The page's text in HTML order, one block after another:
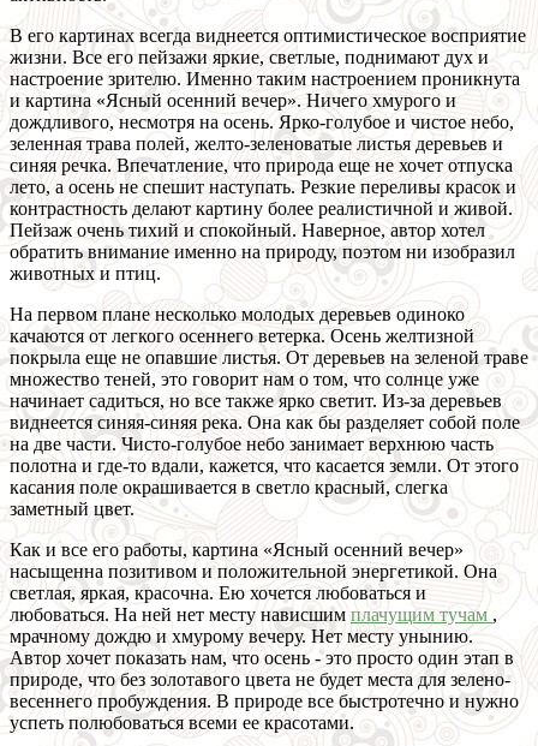
В его картинах всегда виднеется оптимистическое восприятие
жизни. Все его пейзажи яркие, светлые, поднимают дух и
настроение зрителю. Именно таким настроением проникнута
и картина «Ясный осенний вечер». Ничего хмурого и
дождливого, несмотря на осень. Ярко-голубое и чистое небо,
зеленная трава полей, желто-зеленоватые листья деревьев и
синяя речка. Впечатление, что природа еще не хочет отпуска
лето, а осень не спешит наступать. Резкие переливы красок и
контрастность делают картину более реалистичной и живой.
Пейзаж очень тихий и спокойный. Наверное, автор хотел
обратить внимание именно на природу, поэтом ни изобразил
животных и птиц.
На первом плане несколько молодых деревьев одиноко
качаются от легкого осеннего ветерка. Осень желтизной
покрыла еще не опавшие листья. От деревьев на зеленой траве
множество теней, это говорит нам о том, что солнце уже
начинает садиться, но все также ярко светит. Из-за деревьев
виднеется синяя-синяя река. Она как бы разделяет собой поле
на две части. Чисто-голубое небо занимает верхнюю часть
полотна и где-то вдали, кажется, что касается земли. От этого
касания поле окрашивается в светло красный, слегка
заметный цвет.
Как и все его работы, картина «Ясный осенний вечер»
насыщенна позитивом и положительной энергетикой. Она
светлая, яркая, красочна. Ею хочется любоваться и
любоваться. На ней нет месту нависшим плачущим тучам ,
мрачному дождю и хмурому вечеру. Нет месту унынию.
Автор хочет показать нам, что осень - это просто один этап в
природе, что без золотавого цвета не будет места для зелено-
весеннего пробуждения. В природе все быстротечно и нужно
успеть полюбоваться всеми ее красотами.